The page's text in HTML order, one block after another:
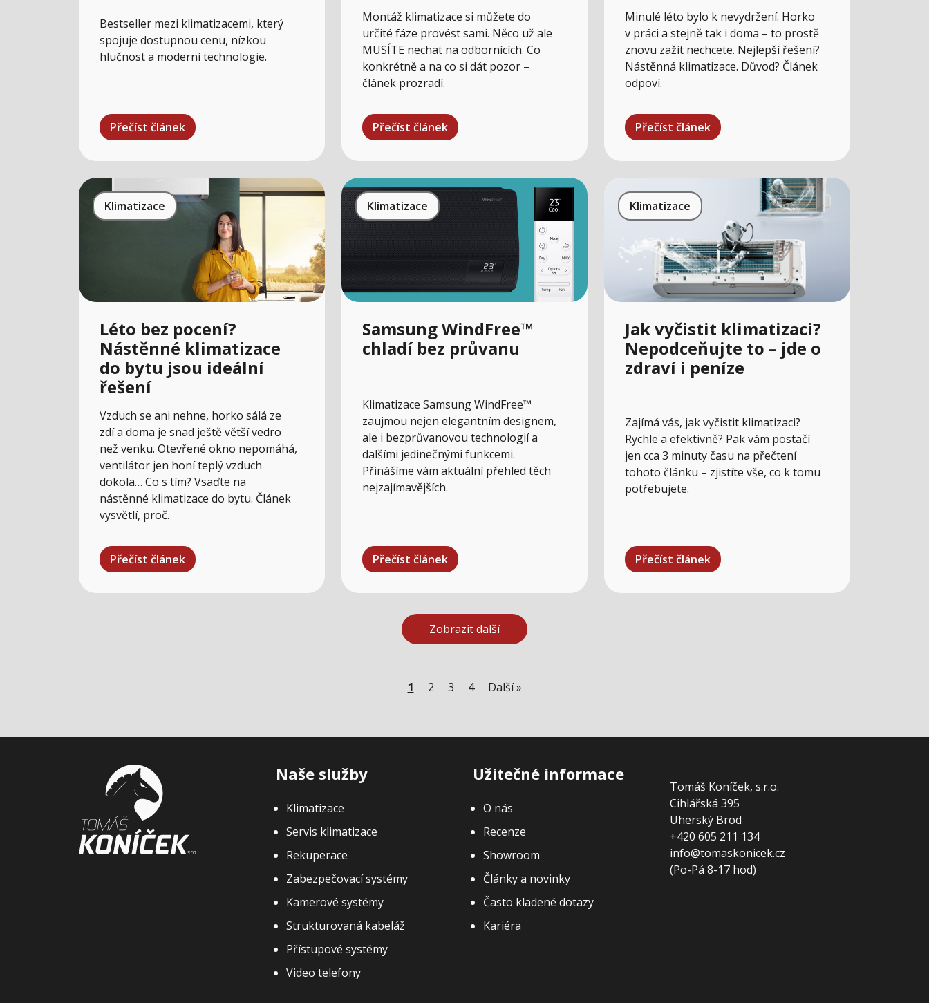
Bestseller mezi klimatizacemi, který
spojuje dostupnou cenu, nízkou
hlučnost a moderní technologie.
Přečíst článek
Montáž klimatizace si můžete do
určité fáze provést sami. Něco už ale
MUSÍTE nechat na odbornících. Co
konkrétně a na co si dát pozor –
článek prozradí.
Přečíst článek
Minulé léto bylo k nevydržení. Horko
v práci a stejně tak i doma – to prostě
znovu zažít nechcete. Nejlepší řešení?
Nástěnná klimatizace. Důvod? Článek
odpoví.
Přečíst článek
Klimatizace
Léto bez pocení?
Nástěnné klimatizace
do bytu jsou ideální
řešení
Vzduch se ani nehne, horko sálá ze
zdí a doma je snad ještě větší vedro
než venku. Otevřené okno nepomáhá,
ventilátor jen honí teplý vzduch
dokola… Co s tím? Vsaďte na
nástěnné klimatizace do bytu. Článek
vysvětlí, proč.
Přečíst článek
Klimatizace
Samsung WindFree™
chladí bez průvanu
Klimatizace Samsung WindFree™
zaujmou nejen elegantním designem,
ale i bezprůvanovou technologií a
dalšími jedinečnými funkcemi.
Přinášíme vám aktuální přehled těch
nejzajímavějších.
Přečíst článek
Klimatizace
Jak vyčistit klimatizaci?
Nepodceňujte to – jde o
zdraví i peníze
Zajímá vás, jak vyčistit klimatizaci?
Rychle a efektivně? Pak vám postačí
jen cca 3 minuty času na přečtení
tohoto článku – zjistíte vše, co k tomu
potřebujete.
Přečíst článek
Zobrazit další
1 2 3 4 Další »
Naše služby
Klimatizace
Servis klimatizace
Rekuperace
Zabezpečovací systémy
Kamerové systémy
Strukturovaná kabeláž
Přístupové systémy
Video telefony
Užitečné informace
O nás
Recenze
Showroom
Články a novinky
Často kladené dotazy
Kariéra
Tomáš Koníček, s.r.o.
Cihlářská 395
Uherský Brod
+420 605 211 134
info@tomaskonicek.cz
(Po-Pá 8-17 hod)